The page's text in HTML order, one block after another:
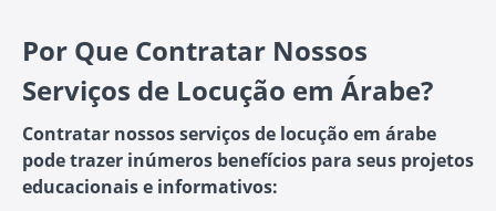
Por Que Contratar Nossos
Serviços de Locução em Árabe?
Contratar nossos serviços de locução em árabe
pode trazer inúmeros benefícios para seus projetos
educacionais e informativos: